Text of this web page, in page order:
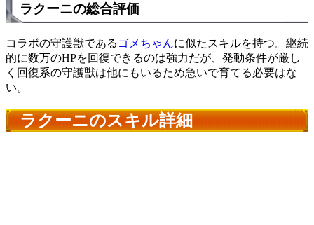
ラクーニの総合評価
コラボの守護獣である ゴメちゃんに似たスキルを持つ。継続
的に数万のHPを回復できるのは強力だが、発動条件が厳し
く回復系の守護獣は他にもいるため急いで育てる必要はな
い。
ラクーニのスキル詳細